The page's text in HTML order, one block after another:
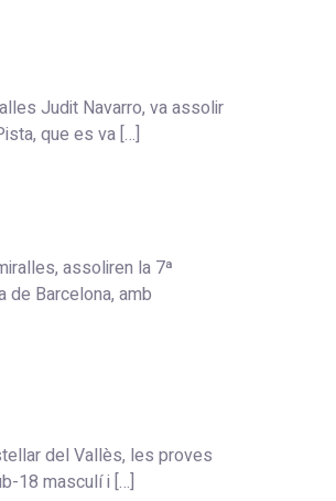
Judit Navarro, va assolir
que es va […]
assoliren la 7ª
de Barcelona, amb
del Vallès, les proves
18 masculí i […]